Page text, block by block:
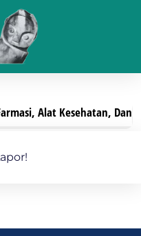
Kesehatan, Dan PKRT Juli